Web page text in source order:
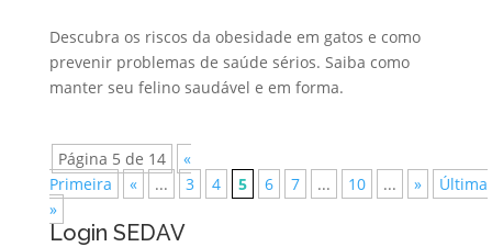
Descubra os riscos da obesidade em gatos e como
prevenir problemas de saúde sérios. Saiba como
manter seu felino saudável e em forma.
Página 5 de 14
«
Primeira
« ... 3 4 5 6 7 ... 10 ... »
Última
»
Login SEDAV